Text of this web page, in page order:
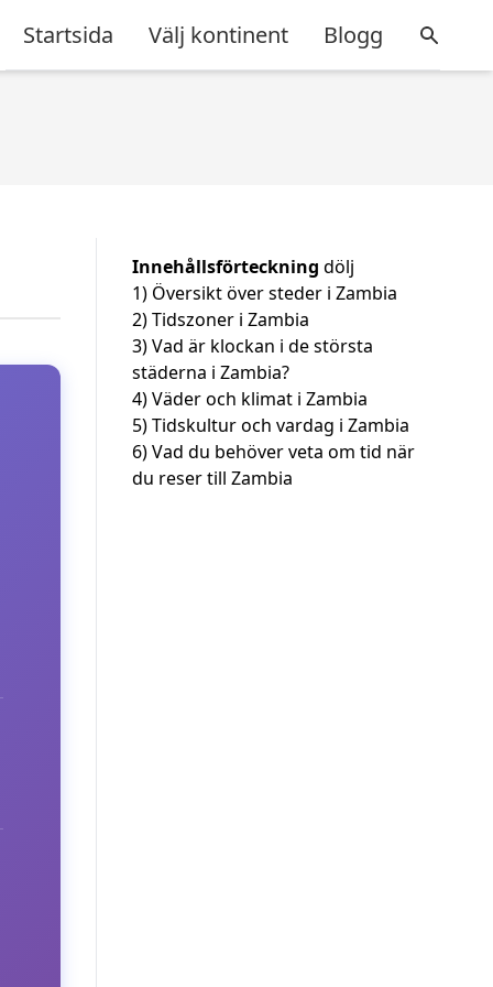
Startsida Välj kontinent Blogg
Innehållsförteckning dölj
1) Översikt över steder i Zambia
2)Tidszoner i Zambia
3)Vad är klockan i de största
städerna i Zambia?
4)Väder och klimat i Zambia
5)Tidskultur och vardag i Zambia
6)Vad du behöver veta om tid när
du reser till Zambia